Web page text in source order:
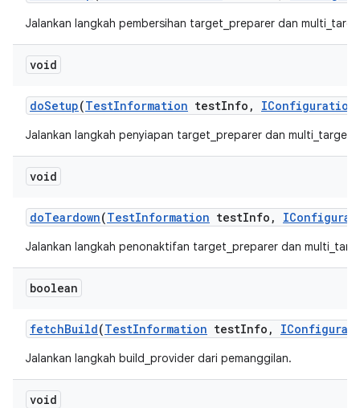
Jalankan langkah pembersihan target_preparer dan
void
doSetup(TestInformation testInfo , IConfiguration
Jalankan langkah penyiapan target_preparer dan
void
doTeardown(TestInformation testInfo ,
Jalankan langkah penonaktifan target_preparer dan
boolean
fetchBuild(TestInformation testInfo ,
Jalankan langkah build_provider dari pemanggilan.
void